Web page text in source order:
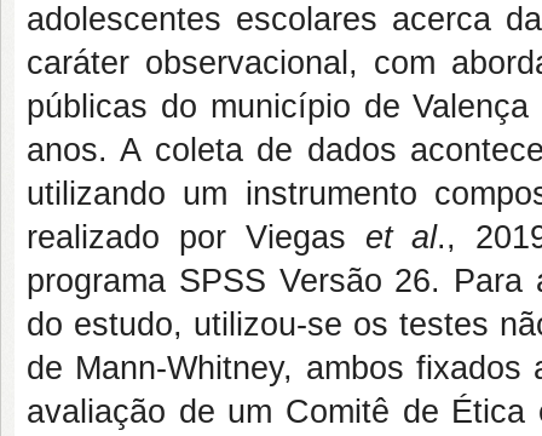
adolescentes escolares acerca
caráter observacional, com
públicas do município de
anos. A coleta de dados
utilizando um instrumento
realizado por Viegas et al.,
programa SPSS Versão 26.
do estudo, utilizou-se os testes
de Mann-Whitney, ambos
avaliação de um Comitê de